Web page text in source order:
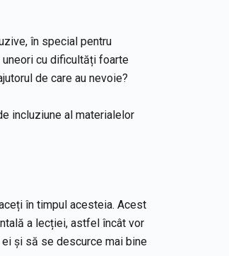
în special pentru
cu dificultăți foarte
de care au nevoie?
incluziune al materialelor
în timpul acesteia. Acest
a lecției, astfel încât vor
și să se descurce mai bine